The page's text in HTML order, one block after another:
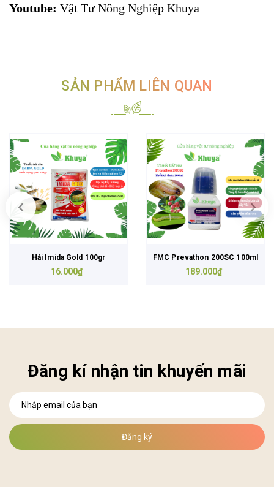
Youtube: Vật Tư Nông Nghiệp Khuya
SẢN PHẨM LIÊN QUAN
Hải Imida Gold 100gr
16.000₫
FMC Prevathon 200SC 100ml
189.000₫
Đăng kí nhận tin khuyến mãi
Đăng ký